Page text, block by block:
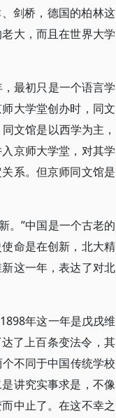
剑桥，德国的柏林这
大，而且在世界大学
最初只是一个语言学
大学堂创办时，同文
文馆是以西学为主，
京师大学堂，对其学
系。但京师同文馆是
。”中国是一个古老的
命是在创新，北大精
这一年，表达了对北
年这一年是戊戌维
了上百条变法令，其
不同于中国传统学校
讲究实事求是，不像
中止了。在这不幸之